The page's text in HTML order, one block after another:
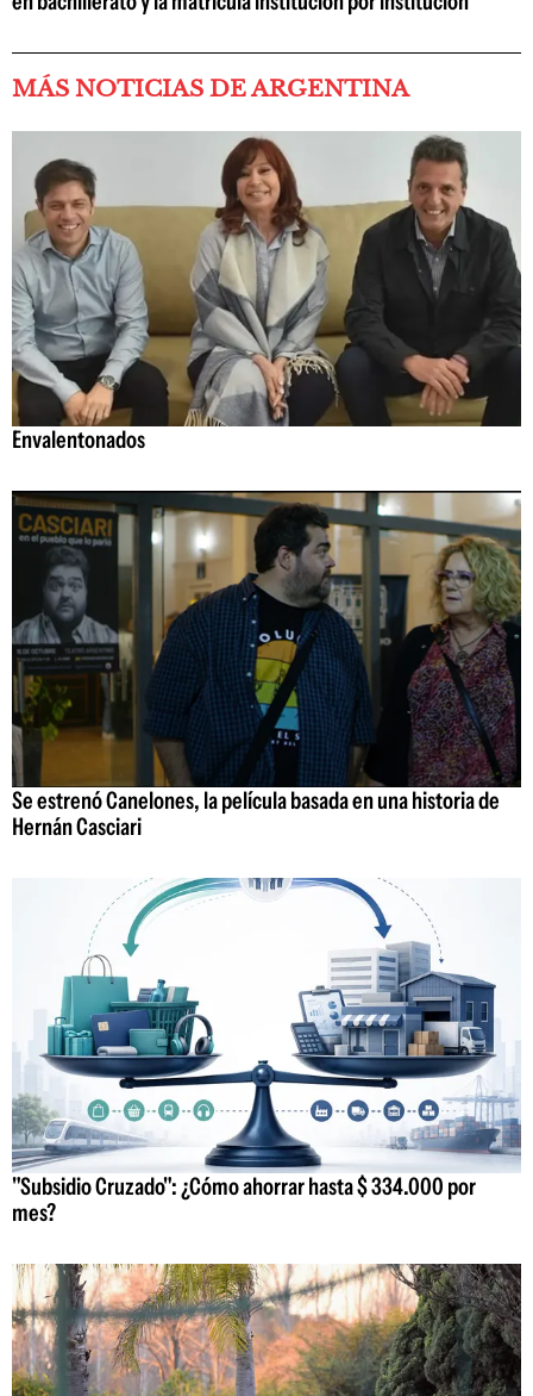
MÁS NOTICIAS DE ARGENTINA
Envalentonados
Se estrenó Canelones, la película basada en una historia de
Hernán Casciari
"Subsidio Cruzado": ¿Cómo ahorrar hasta $ 334.000 por
mes?